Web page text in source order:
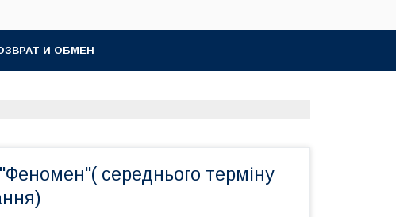
И ОБМЕН
середнього терміну